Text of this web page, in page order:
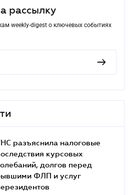
рассылку
weekly-digest о ключевых событиях
разъяснила налоговые
курсовых
долгов перед
ФЛП и услуг